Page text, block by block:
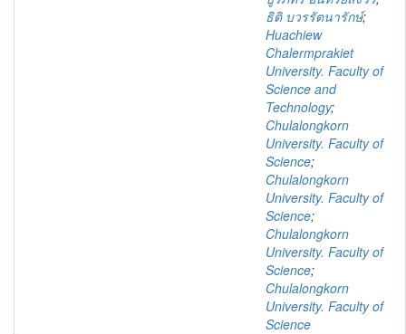
ธิติ บวรรัตนารักษ์;
Huachiew
Chalermprakiet
University. Faculty of
Science and
Technology;
Chulalongkorn
University. Faculty of
Science;
Chulalongkorn
University. Faculty of
Science;
Chulalongkorn
University. Faculty of
Science;
Chulalongkorn
University. Faculty of
Science